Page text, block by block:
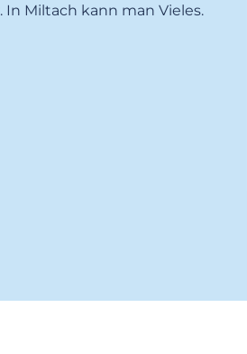
In Miltach kann man Vieles.